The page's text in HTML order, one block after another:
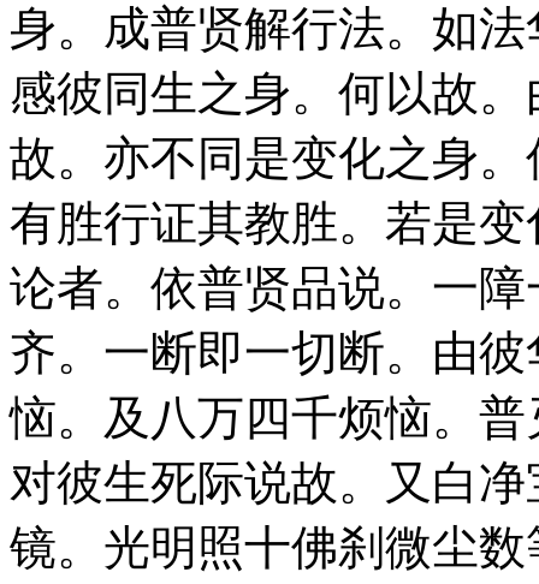
身。成普贤解行法。如
感彼同生之身。何以故
故。亦不同是变化之身
有胜行证其教胜。若是
论者。依普贤品说。一
齐。一断即一切断。由
恼。及八万四千烦恼。
对彼生死际说故。又白
镜。光明照十佛刹微尘